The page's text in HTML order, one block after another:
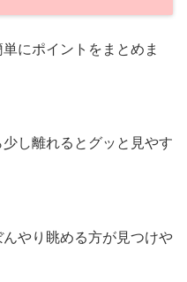
にポイントをまとめま
し離れるとグッと見やす
やり眺める方が見つけや